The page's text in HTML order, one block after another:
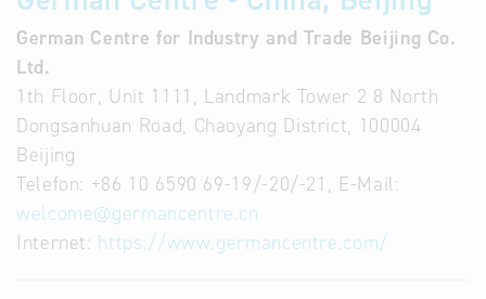
German Centre for Industry and Trade Beijing Co.
Ltd.
1th Floor, Unit 1111, Landmark Tower 2 8 North
Dongsanhuan Road, Chaoyang District, 100004
Beijing
Telefon: +86 10 6590 69-19/-20/-21, E-Mail:
welcome@germancentre.cn
Internet: https://www.germancentre.com/